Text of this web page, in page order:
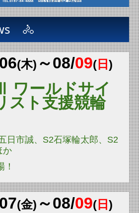
🚴
(木) ～08/09(日 )
ワールドサイ
スト支援競輪
日市誠、 S2石塚輪太郎、S2
か
！
(金) ～08/09(日 )